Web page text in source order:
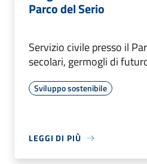
Parco del Serio
Servizio civile presso il
secolari, germogli di
Sviluppo sostenibile
LEGGI DI PIÙ